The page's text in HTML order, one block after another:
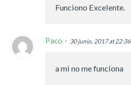
Funciono Excelente.
Paco 30 junio, 2017 at 22:36
a mi no me funciona